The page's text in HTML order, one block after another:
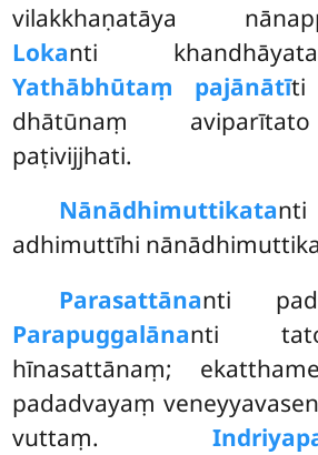
vilakkhaṇatāya
Lokanti
Yathābhūtaṃ pajānātīti
dhātūnaṃ
paṭivijjhati.
Nānādhimuttikata
adhimuttīhi
Parasattānanti
Parapuggalānanti
hīnasattānaṃ;
padadvayaṃ
vuttaṃ.